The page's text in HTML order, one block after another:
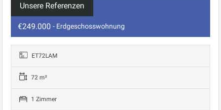
Unsere Referenzen
€249.000 - Erdgeschosswohnung
ET72LAM
72 m²
1 Zimmer